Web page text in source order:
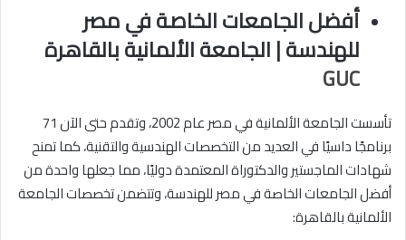
أفضل الجامعات الخاصة في مصر
للهندسة | الجامعة الألمانية بالقاهرة
GUC
تأسست الجامعة الألمانية في مصر عام 2002، وتقدم حتى الآن 71
برنامجًا داسيًا في العديد من التخصصات الهندسية والتقنية، كما تمنح
شهادات الماجستير والدكتوراة المعتمدة دوليًا، مما جعلها واحدة من
أفضل الجامعات الخاصة في مصر للهندسة، وتتضمن تخصصات الجامعة
الألمانية بالقاهرة: